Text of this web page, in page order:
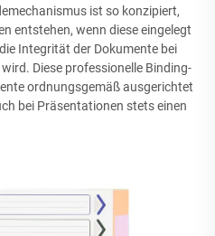
ist so konzipiert,
entstehen, wenn diese eingelegt
Integrität der Dokumente bei
Diese professionelle Binding-
ordnungsgemäß ausgerichtet
bei Präsentationen stets einen